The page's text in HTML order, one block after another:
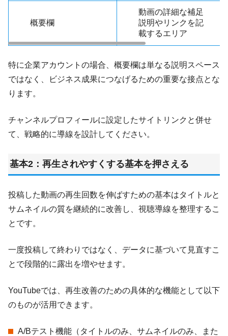
概要欄
動画の詳細な補足
説明やリンクを記
載するエリア
特に企業アカウントの場合、概要欄は単なる説明スペース
ではなく、ビジネス成果につなげるための重要な接点とな
ります。
チャンネルプロフィールに設定したサイトリンクと併せ
て、戦略的に導線を設計してください。
基本2：再生されやすくする基本を押さえる
投稿した動画の再生回数を伸ばすための基本はタイトルと
サムネイルの質を継続的に改善し、視聴導線を整理するこ
とです。
一度投稿して終わりではなく、データに基づいて見直すこ
とで段階的に露出を増やせます。
YouTubeでは、再生改善のための具体的な機能として以下
のものが活用できます。
A/Bテスト機能（タイトルのみ、サムネイルのみ、また